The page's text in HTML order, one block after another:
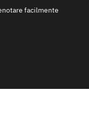
facilmente